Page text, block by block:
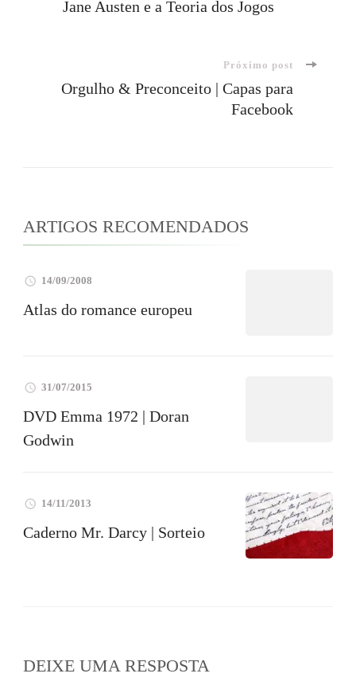
post
Jane Austen e a Teoria dos Jogos
Próximo post
Orgulho & Preconceito | Capas para
Facebook
ARTIGOS RECOMENDADOS
14/09/2008
Atlas do romance europeu
31/07/2015
DVD Emma 1972 | Doran
Godwin
14/11/2013
Caderno Mr. Darcy | Sorteio
DEIXE UMA RESPOSTA